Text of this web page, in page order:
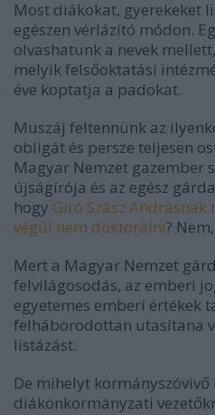
Most diákokat, gyerekeket
egészen vérlázító módon.
olvashatunk a nevek
melyik felsőoktatási
éve koptatja a padokat.
Muszáj feltennünk az
obligát és persze teljesen
Magyar Nemzet gazember
újságírója és az egész
hogy Giró Szász
végül nem doktorálni?
Mert a Magyar Nemzet
felvilágosodás, az emberi
egyetemes emberi értékek
felháborodottan utasítana
listázást.
De mihelyt
diákönkormányzati